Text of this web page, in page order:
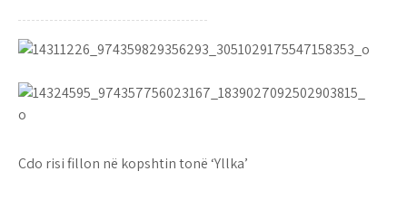
Çdo risi fillon në kopshtin tonë ‘Yllka’